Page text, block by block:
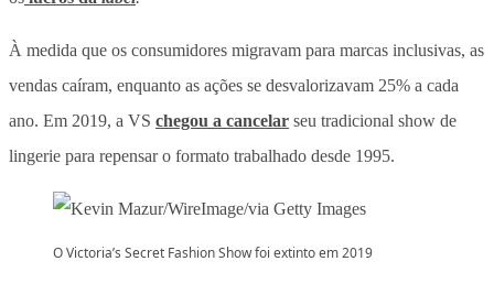
À medida que os consumidores migravam para marcas inclusivas, as
vendas caíram, enquanto as ações se desvalorizavam 25% a cada
ano. Em 2019, a VS chegou a cancelar seu tradicional show de
lingerie para repensar o formato trabalhado desde 1995.
O Victoria’s Secret Fashion Show foi extinto em 2019